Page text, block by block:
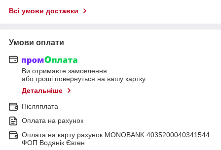
Всі умови доставки
Умови оплати
Ви отримаєте замовлення
або гроші повернуться на вашу картку
Детальніше
Післяплата
Оплата на рахунок
Оплата на карту рахунок MONOBANK 4035200040341544
ФОП Водянік Євген